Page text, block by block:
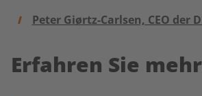
Peter Giørtz-Carlsen, CEO der
Erfahren Sie